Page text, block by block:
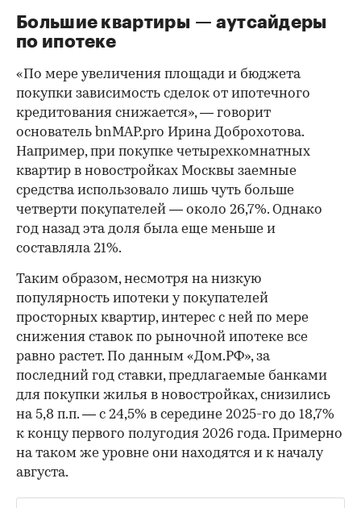
Большие квартиры — аутсайдеры
по ипотеке
«По мере увеличения площади и бюджета
покупки зависимость сделок от ипотечного
кредитования снижается», — говорит
основатель bnMAP.pro Ирина Доброхотова.
Например, при покупке четырехкомнатных
квартир в новостройках Москвы заемные
средства использовало лишь чуть больше
четверти покупателей — около 26,7%. Однако
год назад эта доля была еще меньше и
составляла 21%.
Таким образом, несмотря на низкую
популярность ипотеки у покупателей
просторных квартир, интерес с ней по мере
снижения ставок по рыночной ипотеке все
равно растет. По данным «Дом.РФ», за
последний год ставки, предлагаемые банками
для покупки жилья в новостройках, снизились
на 5,8 п.п. — с 24,5% в середине 2025-го до 18,7%
к концу первого полугодия 2026 года. Примерно
на таком же уровне они находятся и к началу
августа.